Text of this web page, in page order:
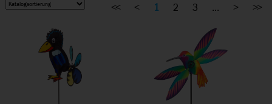
<< < 1 2 3 ... > >>